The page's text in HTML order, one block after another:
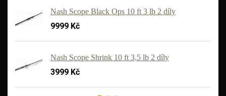
Nash Scope Black Ops 10 ft 3 lb 2 díly
9999 Kč
Nash Scope Shrink 10 ft 3,5 lb 2 díly
3999 Kč